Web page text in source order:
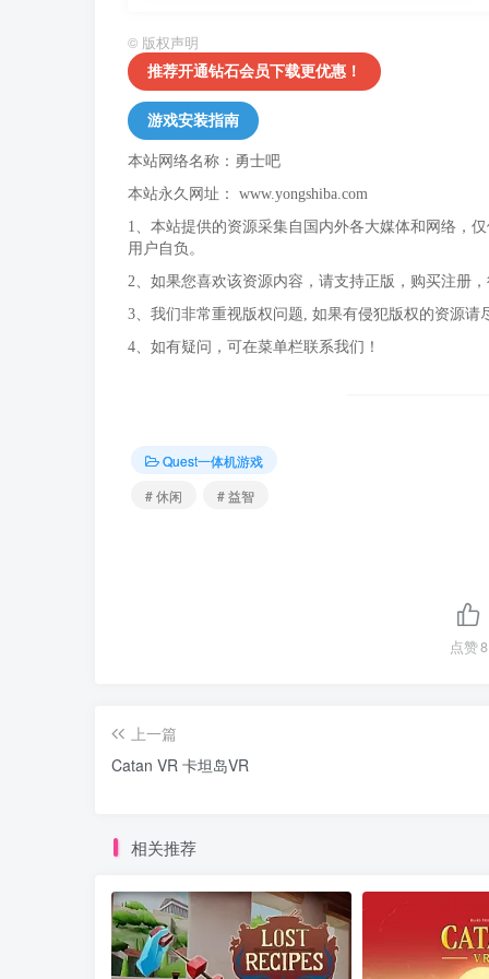
© 版权声明
推荐开通钻石会员下载更优惠！
游戏安装指南
本站网络名称：勇士吧
本站永久网址： www.yongshiba.com
1、本站提供的资源采集自国内外各大媒体和网络，
用户自负。
2、如果您喜欢该资源内容，请支持正版，购买注册
3、我们非常重视版权问题, 如果有侵犯版权的资源
4、如有疑问，可在菜单栏联系我们！
Quest一体机游戏
# 休闲
# 益智
点赞8
上一篇
Catan VR 卡坦岛VR
相关推荐